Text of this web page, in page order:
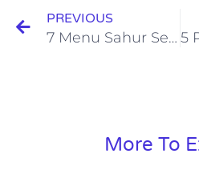
PREVIOUS
7 Menu Sahur Sehat, Praktis dan Enak untuk Anak
More To